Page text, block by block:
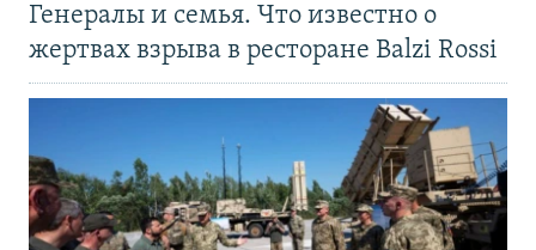
Генералы и семья. Что известно о
жертвах взрыва в ресторане Balzi Rossi